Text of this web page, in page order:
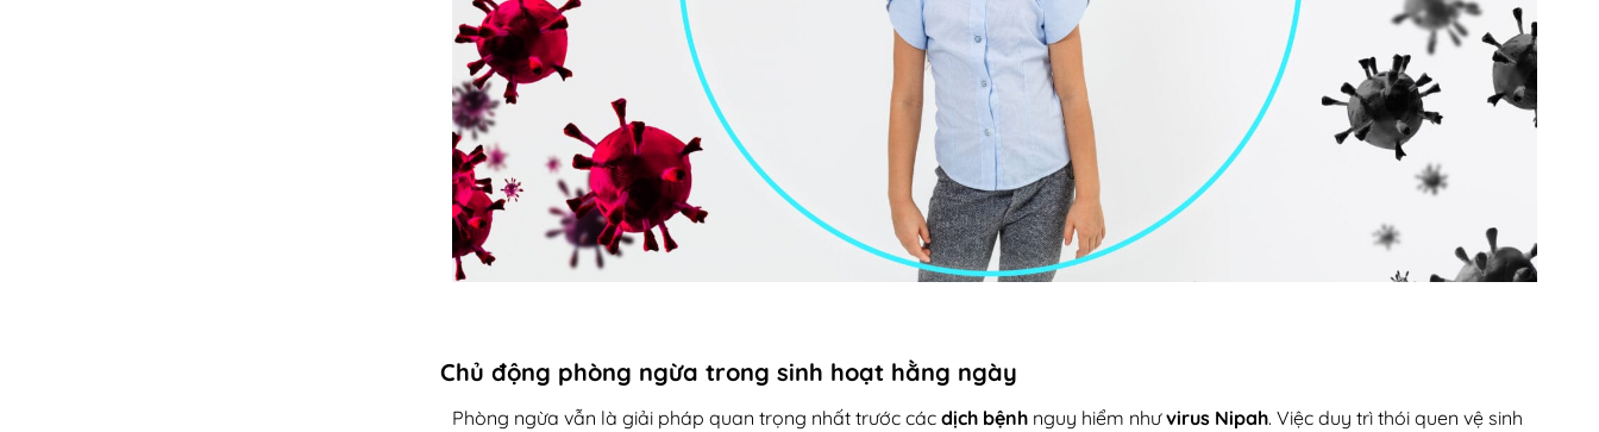
Chủ động phòng ngừa trong sinh hoạt hằng ngày
Phòng ngừa vẫn là giải pháp quan trọng nhất trước các dịch bệnhnguy hiểm nhưvirus Nipah. Việc duy trì thói quen vệ sinh